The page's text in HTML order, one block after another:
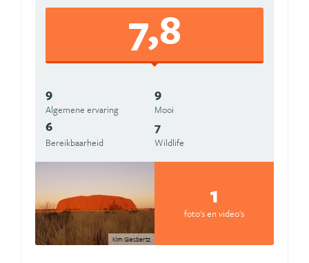
7,8
9
Algemene ervaring
9
Mooi
6
Bereikbaarheid
7
Wildlife
Kim Giesbertz
1
foto's en video's